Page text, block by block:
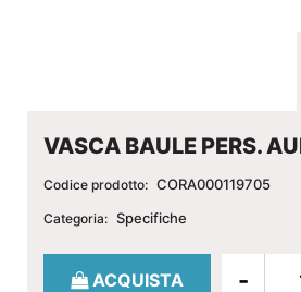
VASCA BAULE PERS.
Codice prodotto: CORA000119705
Categoria: Specifiche
Quantità
ACQUISTA